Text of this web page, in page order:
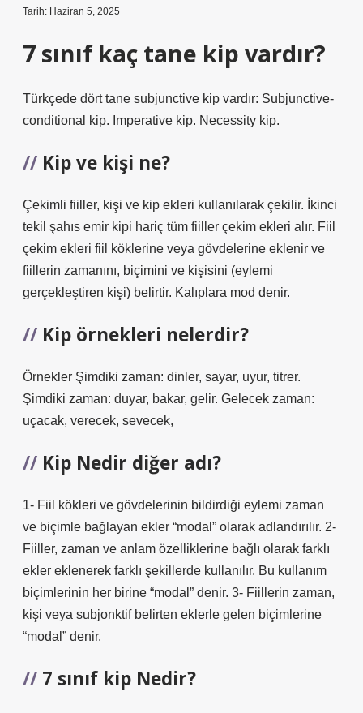
Tarih: Haziran 5, 2025
7 sınıf kaç tane kip vardır?
Türkçede dört tane subjunctive kip vardır: Subjunctive-
conditional kip. Imperative kip. Necessity kip.
Kip ve kişi ne?
Çekimli fiiller, kişi ve kip ekleri kullanılarak çekilir. İkinci
tekil şahıs emir kipi hariç tüm fiiller çekim ekleri alır. Fiil
çekim ekleri fiil köklerine veya gövdelerine eklenir ve
fiillerin zamanını, biçimini ve kişisini (eylemi
gerçekleştiren kişi) belirtir. Kalıplara mod denir.
Kip örnekleri nelerdir?
Örnekler Şimdiki zaman: dinler, sayar, uyur, titrer.
Şimdiki zaman: duyar, bakar, gelir. Gelecek zaman:
uçacak, verecek, sevecek,
Kip Nedir diğer adı?
1- Fiil kökleri ve gövdelerinin bildirdiği eylemi zaman
ve biçimle bağlayan ekler “modal” olarak adlandırılır. 2-
Fiiller, zaman ve anlam özelliklerine bağlı olarak farklı
ekler eklenerek farklı şekillerde kullanılır. Bu kullanım
biçimlerinin her birine “modal” denir. 3- Fiillerin zaman,
kişi veya subjonktif belirten eklerle gelen biçimlerine
“modal” denir.
7 sınıf kip Nedir?